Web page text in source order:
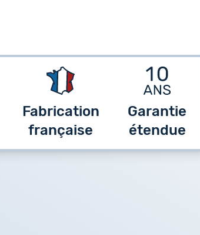
Fabrication
française
Garantie
étendue